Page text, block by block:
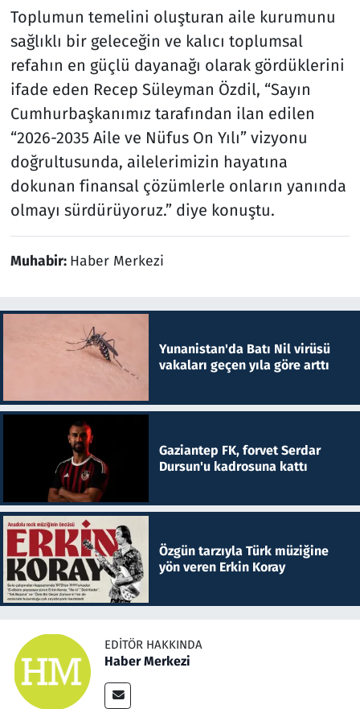
Toplumun temelini oluşturan aile kurumunu
sağlıklı bir geleceğin ve kalıcı toplumsal
refahın en güçlü dayanağı olarak gördüklerini
ifade eden Recep Süleyman Özdil, “Sayın
Cumhurbaşkanımız tarafından ilan edilen
“2026-2035 Aile ve Nüfus On Yılı” vizyonu
doğrultusunda, ailelerimizin hayatına
dokunan finansal çözümlerle onların yanında
olmayı sürdürüyoruz.” diye konuştu.
Muhabir: Haber Merkezi
Yunanistan'da Batı Nil virüsü
vakaları geçen yıla göre arttı
Gaziantep FK, forvet Serdar
Dursun'u kadrosuna kattı
Özgün tarzıyla Türk müziğine
yön veren Erkin Koray
EDITÖR HAKKINDA
Haber Merkezi